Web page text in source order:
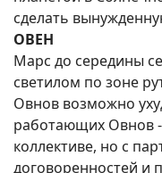
сделать
ОВЕН
Марс до середины
светилом по зоне
Овнов возможно
работающих Овнов
коллективе, но с
договоренностей и